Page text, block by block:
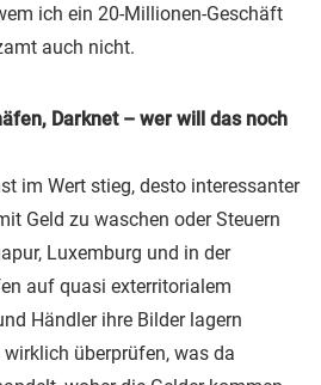
ich ein 20-Millionen-Geschäft
auch nicht.
Darknet – wer will das noch
im Wert stieg, desto interessanter
Geld zu waschen oder Steuern
Luxemburg und in der
auf quasi exterritorialem
Händler ihre Bilder lagern
überprüfen, was da